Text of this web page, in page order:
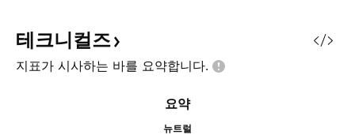
테크니컬즈
지표가 시사하는 바를 요약합니다.
요약
뉴트럴